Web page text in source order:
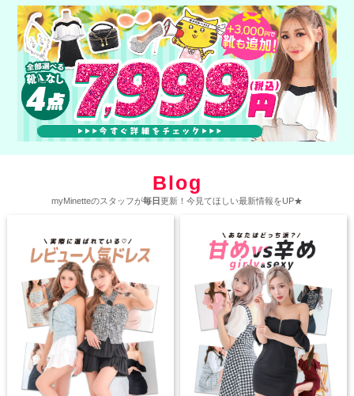
Blog
myMinetteのスタッフが毎日 更新！今見てほしい最新情報をUP★